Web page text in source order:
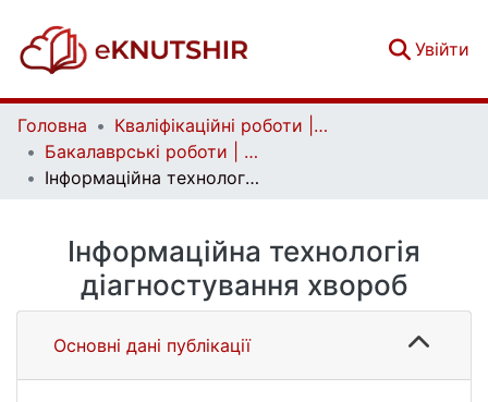
Увійти
Головна
Кваліфікаційні роботи | Qualifying works
Бакалаврські роботи | Bachelor theses
Інформаційна технологія діагностування хвороб
Інформаційна технологія
діагностування хвороб
Основні дані публікації